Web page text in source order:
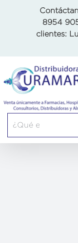
8954
clientes: